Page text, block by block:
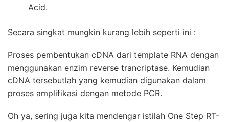
Acid.
Secara singkat mungkin kurang lebih seperti ini :
Proses pembentukan cDNA dari template RNA dengan
menggunakan enzim reverse trancriptase. Kemudian
cDNA tersebutlah yang kemudian digunakan dalam
proses amplifikasi dengan metode PCR.
Oh ya, sering juga kita mendengar istilah One Step RT-